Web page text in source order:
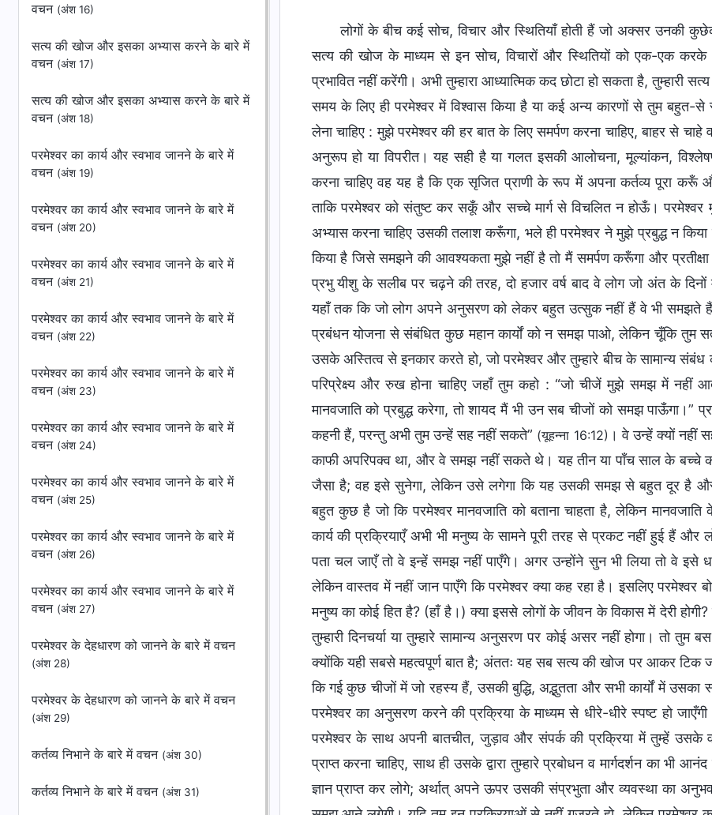
वचन (अंश 16)
सत्य की खोज और इसका अभ्यास करने के बारे में
वचन (अंश 17)
सत्य की खोज और इसका अभ्यास करने के बारे में
वचन (अंश 18)
परमेश्वर का कार्य और स्वभाव जानने के बारे में
वचन (अंश 19)
परमेश्वर का कार्य और स्वभाव जानने के बारे में
वचन (अंश 20)
परमेश्वर का कार्य और स्वभाव जानने के बारे में
वचन (अंश 21)
परमेश्वर का कार्य और स्वभाव जानने के बारे में
वचन (अंश 22)
परमेश्वर का कार्य और स्वभाव जानने के बारे में
वचन (अंश 23)
परमेश्वर का कार्य और स्वभाव जानने के बारे में
वचन (अंश 24)
परमेश्वर का कार्य और स्वभाव जानने के बारे में
वचन (अंश 25)
परमेश्वर का कार्य और स्वभाव जानने के बारे में
वचन (अंश 26)
परमेश्वर का कार्य और स्वभाव जानने के बारे में
वचन (अंश 27)
परमेश्वर के देहधारण को जानने के बारे में वचन
(अंश 28)
परमेश्वर के देहधारण को जानने के बारे में वचन
(अंश 29)
कर्तव्य निभाने के बारे में वचन (अंश 30)
कर्तव्य निभाने के बारे में वचन (अंश 31)
लोगों के बीच कई सोच, विचार और स्थितियाँ होती हैं जो अक्सर उनकी
सत्य की खोज के माध्यम से इन सोच, विचारों और स्थितियों को एक-एक
प्रभावित नहीं करेंगी। अभी तुम्हारा आध्यात्मिक कद छोटा हो सकता है,
समय के लिए ही परमेश्वर में विश्वास किया है या कई अन्य कारणों से तुम
लेना चाहिए : मुझे परमेश्वर की हर बात के लिए समर्पण करना चाहिए, बाहर से
अनुरूप हो या विपरीत। यह सही है या गलत इसकी आलोचना, मूल्यांकन,
करना चाहिए वह यह है कि एक सृजित प्राणी के रूप में अपना कर्तव्य पूरा
ताकि परमेश्वर को संतुष्ट कर सकूँ और सच्चे मार्ग से विचलित न होऊँ।
अभ्यास करना चाहिए उसकी तलाश करूँगा, भले ही परमेश्वर ने मुझे प्रबुद्ध न किया
किया है जिसे समझने की आवश्यकता मुझे नहीं है तो मैं समर्पण करूँगा और
प्रभु यीशु के सलीब पर चढ़ने की तरह, दो हजार वर्ष बाद वे लोग जो अंत के
यहाँ तक कि जो लोग अपने अनुसरण को लेकर बहुत उत्सुक नहीं हैं वे भी समझते
प्रबंधन योजना से संबंधित कुछ महान कार्यों को न समझ पाओ, लेकिन चूँकि तुम
उसके अस्तित्व से इनकार करते हो, जो परमेश्वर और तुम्हारे बीच के सामान्य
परिप्रेक्ष्य और रुख होना चाहिए जहाँ तुम कहो : “जो चीजें मुझे समझ में नहीं
मानवजाति को प्रबुद्ध करेगा, तो शायद मैं भी उन सब चीजों को समझ
कहनी हैं, परन्तु अभी तुम उन्हें सह नहीं सकते” (यूहन्ना 16:12) । वे उन्हें क्यों नहीं
काफी अपरिपक्व था, और वे समझ नहीं सकते थे। यह तीन या पाँच साल के बच्चे
जैसा है; वह इसे सुनेगा, लेकिन उसे लगेगा कि यह उसकी समझ से बहुत दूर है
बहुत कुछ है जो कि परमेश्वर मानवजाति को बताना चाहता है, लेकिन
कार्य की प्रक्रियाएँ अभी भी मनुष्य के सामने पूरी तरह से प्रकट नहीं हुई हैं और
पता चल जाएँ तो वे इन्हें समझ नहीं पाएँगे। अगर उन्होंने सुन भी लिया तो वे
लेकिन वास्तव में नहीं जान पाएँगे कि परमेश्वर क्या कह रहा है। इसलिए परमेश्वर
मनुष्य का कोई हित है? (हाँ है।) क्या इससे लोगों के जीवन के विकास में देरी होगी?
तुम्हारी दिनचर्या या तुम्हारे सामान्य अनुसरण पर कोई असर नहीं होगा। तो
क्योंकि यही सबसे महत्वपूर्ण बात है; अंततः यह सब सत्य की खोज पर आकर टिक
कि गई कुछ चीजों में जो रहस्य हैं, उसकी बुद्धि, अद्भुतता और सभी कार्यों में उसका
परमेश्वर का अनुसरण करने की प्रक्रिया के माध्यम से धीरे-धीरे स्पष्ट हो
परमेश्वर के साथ अपनी बातचीत, जुड़ाव और संपर्क की प्रक्रिया में तुम्हें
प्राप्त करना चाहिए, साथ ही उसके द्वारा तुम्हारे प्रबोधन व मार्गदर्शन का भी
ज्ञान प्राप्त कर लोगे; अर्थात् अपने ऊपर उसकी संप्रभुता और व्यवस्था का